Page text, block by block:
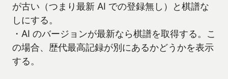
が古い（つまり最新 AI での登録無し）と棋譜な
しにする。
・AI のバージョンが最新なら棋譜を取得する。こ
の場合、歴代最高記録が別にあるかどうかを表示
する。